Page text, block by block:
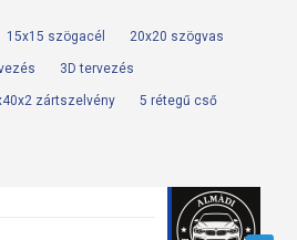
15x15 szögacél 20x20 szögvas
3D tervezés
zártszelvény 5 rétegű cső